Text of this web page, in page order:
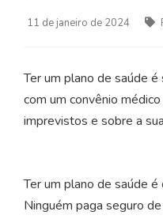
11 de janeiro de 2024
Ter um plano de saúde é
com um convênio
imprevistos e sobre a
Ter um plano de saúde
Ninguém paga seguro